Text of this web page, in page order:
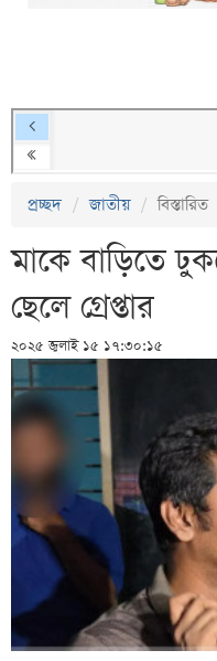
প্রচ্ছদ জাতীয় বিস্তারিত
মাকে বাড়িতে
ছেলে গ্রেপ্তার
২০২৫ জুলাই ১৫ ১৭:৩০:১৫